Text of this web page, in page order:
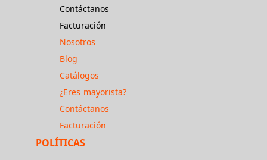
Contáctanos
Facturación
Nosotros
Blog
Catálogos
¿Eres mayorista?
Contáctanos
Facturación
POLÍTICAS